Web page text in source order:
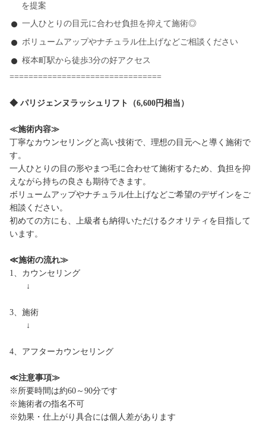
を提案
一人ひとりの目元に合わせ負担を抑えて施術◎
ボリュームアップやナチュラル仕上げなどご相談ください
桜本町駅から徒歩3分の好アクセス
================================
◆ パリジェンヌラッシュリフト（6,600円相当）
≪施術内容≫
丁寧なカウンセリングと高い技術で、理想の目元へと導く施術で
す。
一人ひとりの目の形やまつ毛に合わせて施術するため、負担を抑
えながら持ちの良さも期待できます。
ボリュームアップやナチュラル仕上げなどご希望のデザインをご
相談ください。
初めての方にも、上級者も納得いただけるクオリティを目指して
います。
≪施術の流れ≫
1、カウンセリング
↓
3、施術
↓
4、アフターカウンセリング
≪注意事項≫
※所要時間は約60～90分です
※施術者の指名不可
※効果・仕上がり具合には個人差があります